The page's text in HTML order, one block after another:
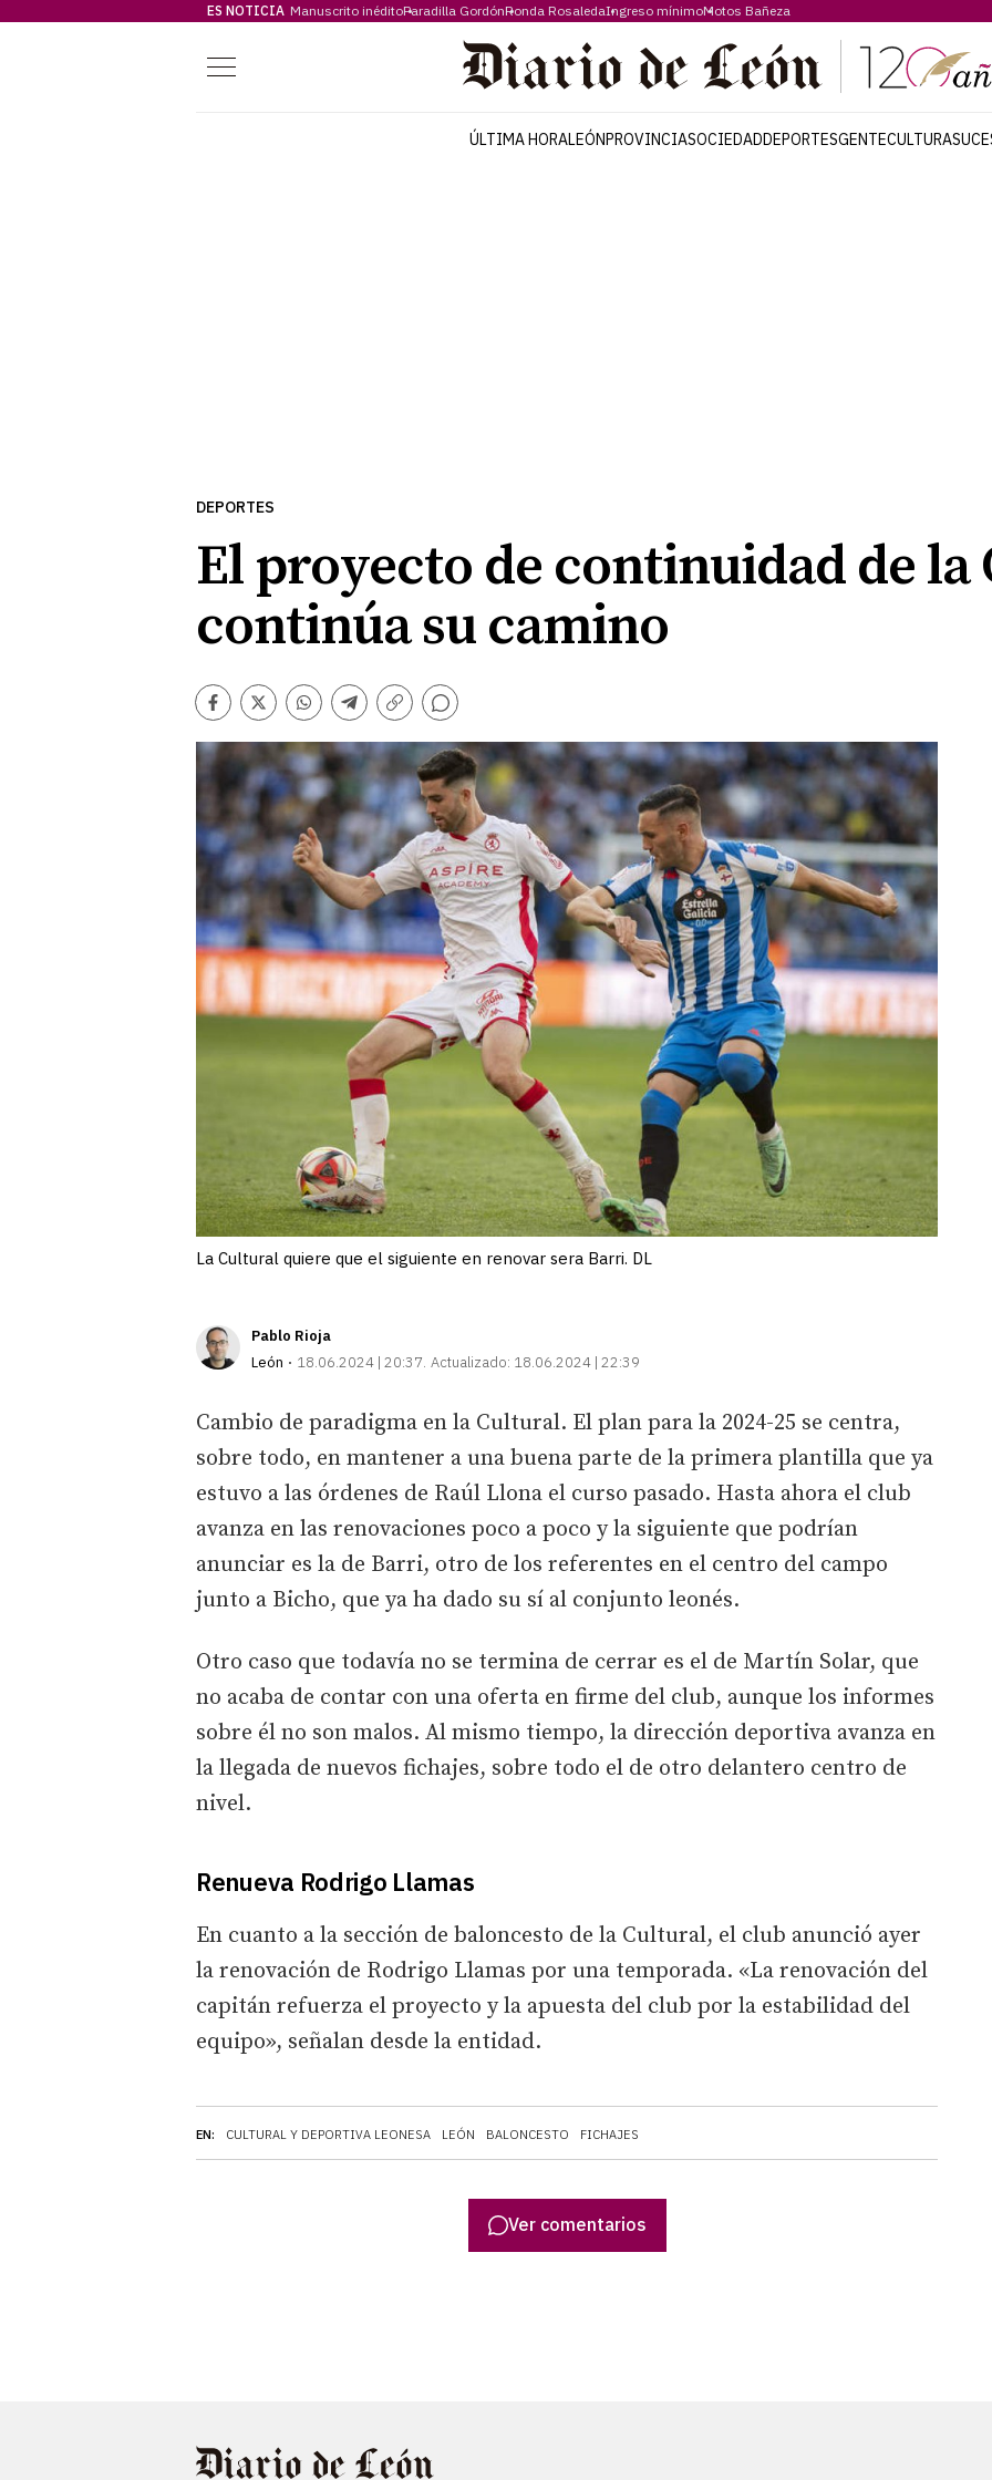
ES NOTICIA Manuscrito inéditoParadilla GordónRonda RosaledaIngreso mínimoMotos Bañeza
Menú
ÚLTIMA HORALEÓNPROVINCIASOCIEDADDEPORTESGENTECULTURA
DEPORTES
El proyecto de continuidad de la
continúa su camino
Facebook
TwitterWhatsapp
Telegram
Copiar
enlace
Comentarios
La Cultural quiere que el siguiente en renovar sera Barri. DL
Pablo Rioja
León
18.06.2024 | 20:37 Actualizado: 18.06.2024 | 22:39
EN: CULTURAL Y DEPORTIVA LEONESA LEÓN BALONCESTO FICHAJES
Cambio de paradigma en la Cultural. El plan para la 2024-25 se centra,
sobre todo, en mantener a una buena parte de la primera plantilla que ya
estuvo a las órdenes de Raúl Llona el curso pasado. Hasta ahora el club
avanza en las renovaciones poco a poco y la siguiente que podrían
anunciar es la de Barri, otro de los referentes en el centro del campo
junto a Bicho, que ya ha dado su sí al conjunto leonés.
Otro caso que todavía no se termina de cerrar es el de Martín Solar, que
no acaba de contar con una oferta en firme del club, aunque los informes
sobre él no son malos. Al mismo tiempo, la dirección deportiva avanza en
la llegada de nuevos fichajes, sobre todo el de otro delantero centro de
nivel.
Renueva Rodrigo Llamas
En cuanto a la sección de baloncesto de la Cultural, el club anunció ayer
la renovación de Rodrigo Llamas por una temporada. «La renovación del
capitán refuerza el proyecto y la apuesta del club por la estabilidad del
equipo», señalan desde la entidad.
Ver comentarios